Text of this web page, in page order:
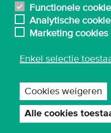
Functionele
Analytische
Marketing cookies
Enkel selectie
Cookies weigeren
Alle cookies
Bibliotheek
English
Algemene
Gebruiksvoorwaarden
Privacy-instellingen